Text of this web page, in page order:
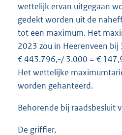
wettelijk ervan uitgegaan
gedekt worden uit de
tot een maximum. Het
2023 zou in Heerenveen bij
€ 443.796,-/ 3.000 = €
Het wettelijke
worden gehanteerd.
Behorende bij raadsbesluit
De griffier,